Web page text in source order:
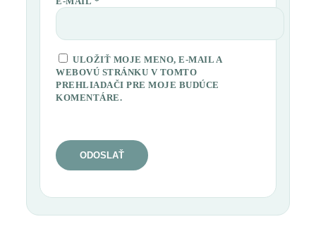
ULOŽIŤ MOJE MENO, E-MAIL A
WEBOVÚ STRÁNKU V TOMTO
PREHLIADAČI PRE MOJE BUDÚCE
KOMENTÁRE.